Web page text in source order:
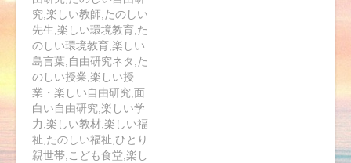
究,楽しい教師,たのしい
先生,楽しい環境教育,た
のしい環境教育,楽しい
島言葉,自由研究ネタ,た
のしい授業,楽しい授
業・楽しい自由研究,面
白い自由研究,楽しい学
力,楽しい教材,楽しい福
祉,たのしい福祉,ひとり
親世帯,こども食堂,楽し